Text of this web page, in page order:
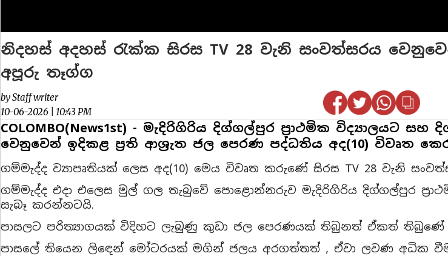
නිදහස් අදහස් රැක්ක සිරස TV 28 වැනි සංවත්සරය
අපූරු තෑග්ග
by Staff writer
10-06-2026 | 10:43 PM
COLOMBO(News1st) - මැදිරිගිරිය දිග්ගල්පුර ප්‍රාථමික විද්‍යාලයට
වෙනුවෙන් ඉදිකළ ප්‍රති ආශ්‍රැත ජල පෙරණ පද්ධතිය අද(10) විවෘත
ගම්මැද්ද ව්‍යාපෘතියක් ලෙස අද(10) මෙය විවෘත කරුණේ සිරස TV 28 වැනි
ගම්මැද්ද එදා එලෙස මුල් ගල තැබුවේ පොළොන්නරුව මැදිරිගිරිය දිග්ගල්පුර
සැබෑ කරන්නටයි.
පාසලට පරිත්‍යාගයක් විදිහට ලැබුණු කුඩා ජල පෙරණයක් තිබුනත් ඒකත් තිබුණේ
පාසලේ තියෙන ලිඳෙන් මෝටරයක් මගින් ජලය අරගත්තත් , ඒවා ලවණ අධික